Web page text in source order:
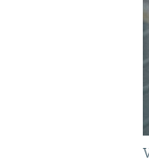
NASTANAK I RASPAD